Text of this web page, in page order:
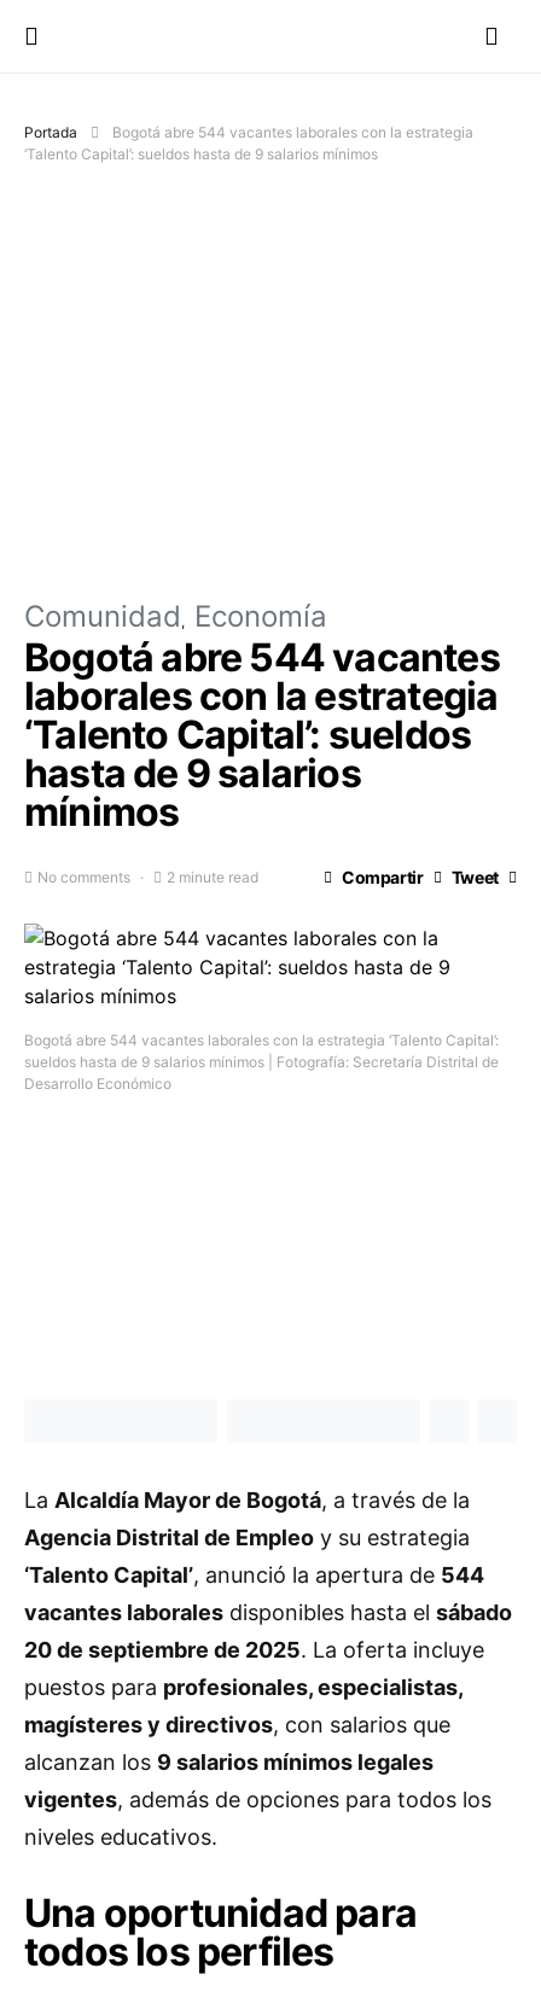
Portada
Bogotá abre 544 vacantes laborales con la estrategia
‘Talento Capital’: sueldos hasta de 9 salarios mínimos
Comunidad Economía
Bogotá abre 544 vacantes
laborales con la estrategia
‘Talento Capital’: sueldos
hasta de 9 salarios
mínimos
No comments 2 minute read Compartir Tweet
Bogotá abre 544 vacantes laborales con la estrategia ‘Talento Capital’:
sueldos hasta de 9 salarios mínimos | Fotografía: Secretaría Distrital de
Desarrollo Económico
La Alcaldía Mayor de Bogotá, a través de la
Agencia Distrital de Empleo y su estrategia
‘Talento Capital’, anunció la apertura de 544
vacantes laborales disponibles hasta el sábado
20 de septiembre de 2025. La oferta incluye
puestos para profesionales, especialistas,
magísteres y directivos, con salarios que
alcanzan los 9 salarios mínimos legales
vigentes, además de opciones para todos los
niveles educativos.
Una oportunidad para
todos los perfiles